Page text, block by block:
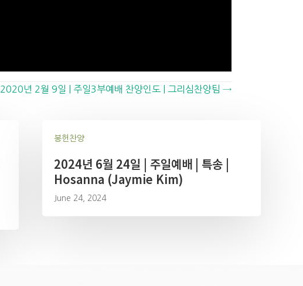
2020년 2월 9일 | 주일3부예배 찬양인도 | 그리심찬양팀 →
봉헌찬양
2024년 6월 24일 | 주일예배 | 특송 |
Hosanna (Jaymie Kim)
June 24, 2024